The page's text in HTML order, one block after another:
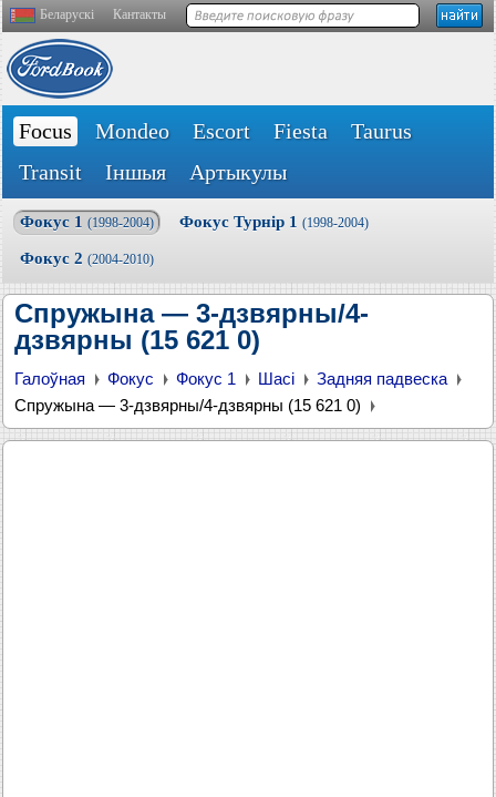
Беларускі Кантакты
Focus Mondeo Escort Fiesta
Taurus
Transit
Іншыя Артыкулы
Фокус 1 (1998-2004) Фокус Турнір 1 (1998-2004)
Фокус 2 (2004-2010)
Спружына — 3-дзвярны/4-
дзвярны (15 621 0)
Галоўная Фокус Фокус 1 Шасі
Задняя падвеска
Спружына — 3-дзвярны/4-дзвярны (15 621 0)